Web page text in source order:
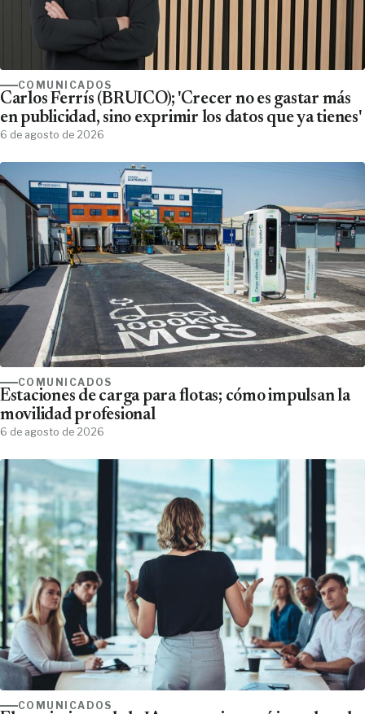
COMUNICADOS
Carlos Ferrís (BRUICO); 'Crecer no es gastar más
en publicidad, sino exprimir los datos que ya tienes'
6 de agosto de 2026
COMUNICADOS
Estaciones de carga para flotas; cómo impulsan la
movilidad profesional
6 de agosto de 2026
COMUNICADOS